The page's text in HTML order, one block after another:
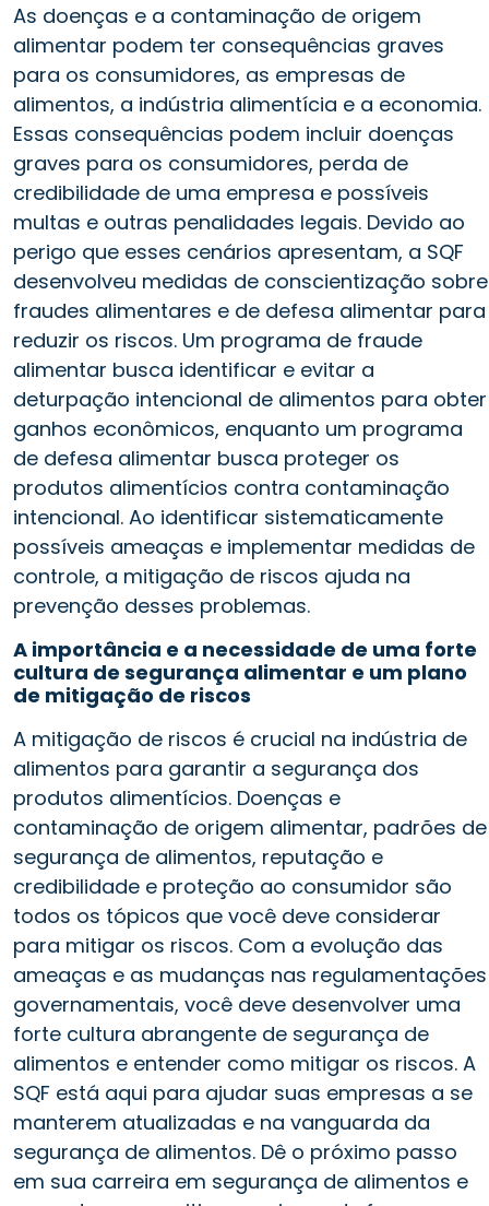
As doenças e a contaminação de origem
alimentar podem ter consequências graves
para os consumidores, as empresas de
alimentos, a indústria alimentícia e a economia.
Essas consequências podem incluir doenças
graves para os consumidores, perda de
credibilidade de uma empresa e possíveis
multas e outras penalidades legais. Devido ao
perigo que esses cenários apresentam, a SQF
desenvolveu medidas de conscientização sobre
fraudes alimentares e de defesa alimentar para
reduzir os riscos. Um programa de fraude
alimentar busca identificar e evitar a
deturpação intencional de alimentos para obter
ganhos econômicos, enquanto um programa
de defesa alimentar busca proteger os
produtos alimentícios contra contaminação
intencional. Ao identificar sistematicamente
possíveis ameaças e implementar medidas de
controle, a mitigação de riscos ajuda na
prevenção desses problemas.
A importância e a necessidade de uma forte
cultura de segurança alimentar e um plano
de mitigação de riscos
A mitigação de riscos é crucial na indústria de
alimentos para garantir a segurança dos
produtos alimentícios. Doenças e
contaminação de origem alimentar, padrões de
segurança de alimentos, reputação e
credibilidade e proteção ao consumidor são
todos os tópicos que você deve considerar
para mitigar os riscos. Com a evolução das
ameaças e as mudanças nas regulamentações
governamentais, você deve desenvolver uma
forte cultura abrangente de segurança de
alimentos e entender como mitigar os riscos. A
SQF está aqui para ajudar suas empresas a se
manterem atualizadas e na vanguarda da
segurança de alimentos. Dê o próximo passo
em sua carreira em segurança de alimentos e